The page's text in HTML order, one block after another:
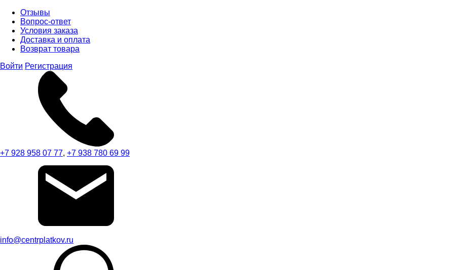
Отзывы
Вопрос-ответ
Условия заказа
Доставка и оплата
Возврат товара
Войти Регистрация
+7 928 958 07 77, +7 938 780 69 99
info@centrplatkov.ru